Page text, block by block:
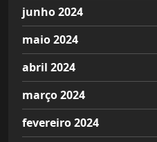
junho 2024
maio 2024
abril 2024
março 2024
fevereiro 2024